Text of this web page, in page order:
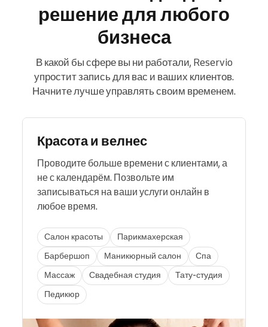
решение для любого
бизнеса
В какой бы сфере вы ни работали, Reservio
упростит запись для вас и ваших клиентов.
Начните лучше управлять своим временем.
Красота и велнес
Проводите больше времени с клиентами, а
не с календарём. Позвольте им
записываться на ваши услуги онлайн в
любое время.
Салон красоты
Парикмахерская
Барбершоп
Маникюрный салон
Спа
Массаж
Свадебная студия
Тату-студия
Педикюр